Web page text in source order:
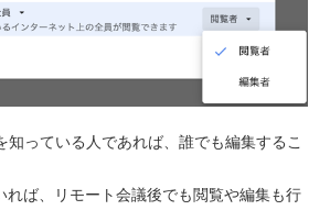
知っている人であれば、誰でも編集するこ
れば、リモート会議後でも閲覧や編集も行